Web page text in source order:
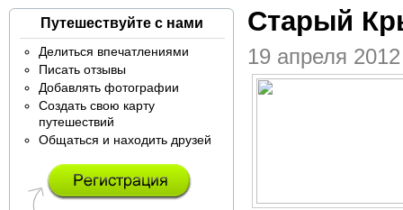
Путешествуйте с нами
Делиться впечатлениями
Писать отзывы
Добавлять фотографии
Создать свою карту
путешествий
Общаться и находить друзей
Старый
19 апреля